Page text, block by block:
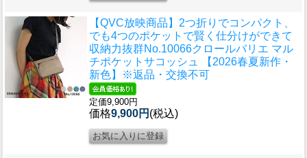
【QVC放映商品】2つ折りでコンパクト、
でも4つのポケットで賢く仕分けができて
収納力抜群No.10066クロールバリエ マル
チポケットサコッシュ 【2026春夏新作・
新色】※返品・交換不可
定価9,900円
価格9,900円 (税込)